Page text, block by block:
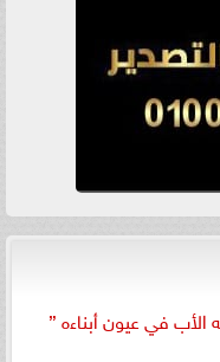
في عيون أبناءه ”